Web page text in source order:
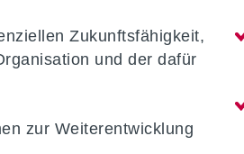
Zukunftsfähigkeit,
und der dafür
zur Weiterentwicklung